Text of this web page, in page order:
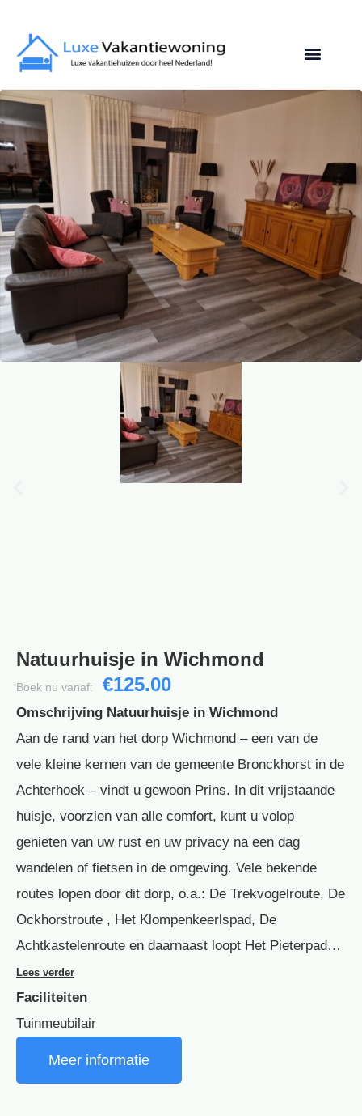
Natuurhuisje in Wichmond
Boek nu vanaf: €125.00
Omschrijving Natuurhuisje in Wichmond
Aan de rand van het dorp Wichmond – een van de
vele kleine kernen van de gemeente Bronckhorst in de
Achterhoek – vindt u gewoon Prins. In dit vrijstaande
huisje, voorzien van alle comfort, kunt u volop
genieten van uw rust en uw privacy na een dag
wandelen of fietsen in de omgeving. Vele bekende
routes lopen door dit dorp, o.a.: De Trekvogelroute, De
Ockhorstroute , Het Klompenkeerlspad, De
Achtkastelenroute en daarnaast loopt Het Pieterpad…
Lees verder
Faciliteiten
Tuinmeubilair
Meer informatie